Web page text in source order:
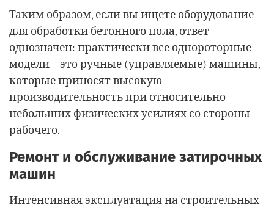
Таким образом, если вы ищете оборудование
для обработки бетонного пола, ответ
однозначен: практически все однороторные
модели – это ручные (управляемые) машины,
которые приносят высокую
производительность при относительно
небольших физических усилиях со стороны
рабочего.
Ремонт и обслуживание затирочных
машин
Интенсивная эксплуатация на строительных